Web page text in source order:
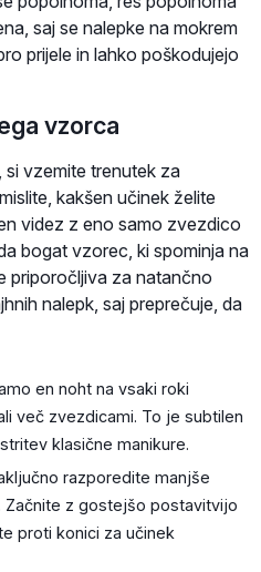
saj se nalepke na mokrem
prijele in lahko poškodujejo
vzorca
si vzemite trenutek za
kakšen učinek želite
videz z eno samo zvezdico
bogat vzorec, ki spominja na
priporočljiva za natančno
nalepk, saj preprečuje, da
en noht na vsaki roki
več zvezdicami. To je subtilen
klasične manikure.
razporedite manjše
Začnite z gostejšo postavitvijo
proti konici za učinek